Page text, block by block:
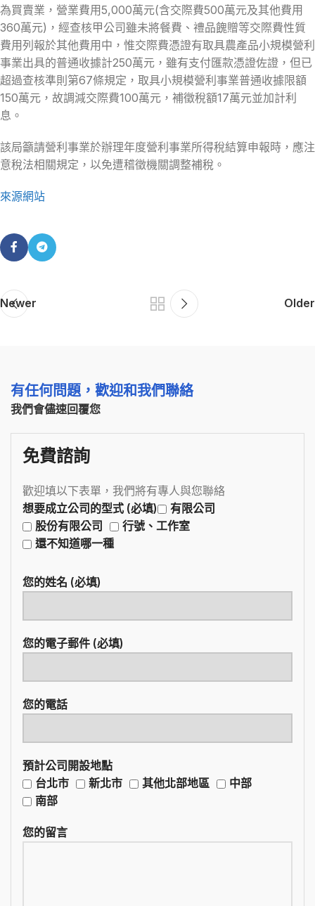
為買賣業，營業費用5,000萬元(含交際費500萬元及其他費用
360萬元)，經查核甲公司雖未將餐費、禮品餽贈等交際費性質
費用列報於其他費用中，惟交際費憑證有取具農產品小規模營利
事業出具的普通收據計250萬元，雖有支付匯款憑證佐證，但已
超過查核準則第67條規定，取具小規模營利事業普通收據限額
150萬元，故調減交際費100萬元，補徵稅額17萬元並加計利
息。
該局籲請營利事業於辦理年度營利事業所得稅結算申報時，應注
意稅法相關規定，以免遭稽徵機關調整補稅。
來源網站
Newer Older
有任何問題，歡迎和我們聯絡
我們會儘速回覆您
免費諮詢
歡迎填以下表單，我們將有專人與您聯絡
想要成立公司的型式 (必填)
有限公司
股份有限公司
行號、工作室
還不知道哪一種
您的姓名 (必填)
您的電子郵件 (必填)
您的電話
預計公司開設地點
台北市
新北市 其他北部地區
中部
南部
您的留言